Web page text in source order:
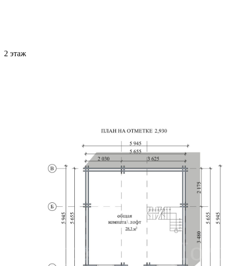
2 этаж